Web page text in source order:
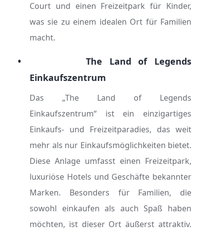
Court und einen Freizeitpark für Kinder,
was sie zu einem idealen Ort für Familien
macht.
•
The Land of Legends
Einkaufszentrum
Das „The Land of Legends
Einkaufszentrum“ ist ein einzigartiges
Einkaufs- und Freizeitparadies, das weit
mehr als nur Einkaufsmöglichkeiten bietet.
Diese Anlage umfasst einen Freizeitpark,
luxuriöse Hotels und Geschäfte bekannter
Marken. Besonders für Familien, die
sowohl einkaufen als auch Spaß haben
möchten, ist dieser Ort äußerst attraktiv.